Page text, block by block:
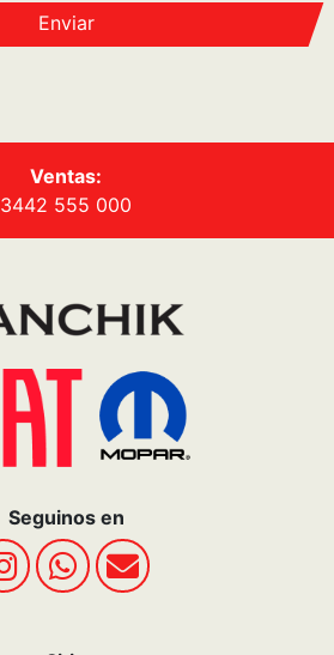
Enviar
Ventas:
3442 555 000
Seguinos en